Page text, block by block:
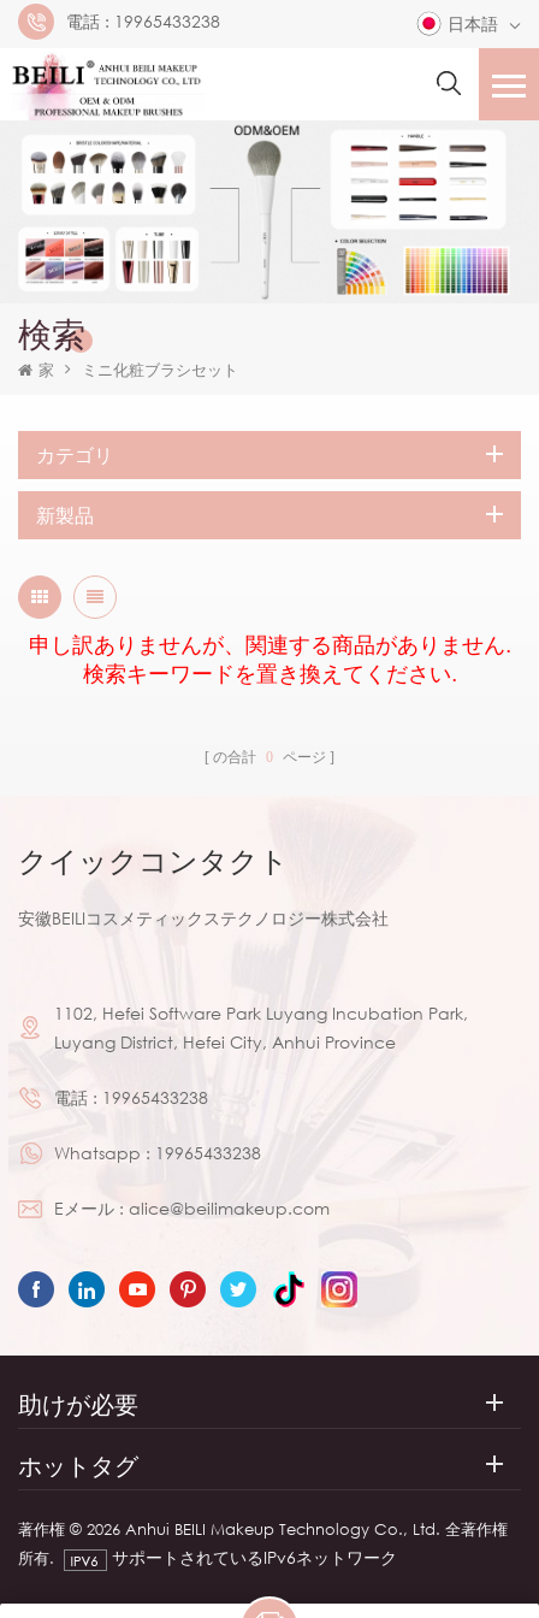
電話 : 19965433238 日本語
検索
家 ミニ化粧ブラシセット
カテゴリ
新製品
申し訳ありませんが、関連する商品がありません.
検索キーワードを置き換えてください.
の合計 0 ページ
クイックコンタクト
安徽BEILIコスメティックステクノロジー株式会社
1102, Hefei Software Park Luyang Incubation Park,
Luyang District, Hefei City, Anhui Province
電話 : 19965433238
Whatsapp : 19965433238
Eメール : alice@beilimakeup.com
助けが必要
ホットタグ
著作権 © 2026 Anhui BEILI Makeup Technology Co., Ltd. 全著作権
所有.
サポートされているIPv6ネットワーク